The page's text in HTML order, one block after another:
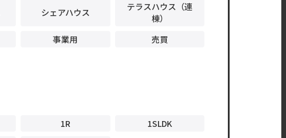
シェアハウス
テラスハウス（連
棟）
事業用
売買
1R
1SLDK